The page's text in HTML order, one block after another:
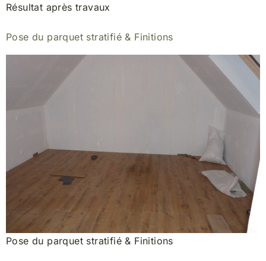
Résultat après travaux
Pose du parquet stratifié & Finitions
Pose du parquet stratifié & Finitions